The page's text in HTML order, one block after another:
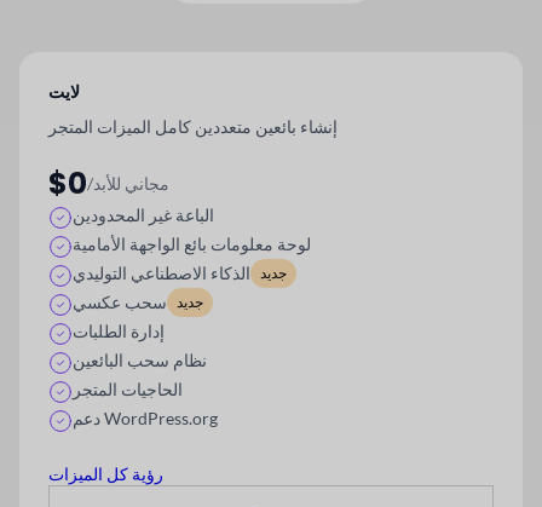
لايت
إنشاء بائعين متعددين كامل الميزات المتجر
$0 /مجاني للأبد
الباعة غير المحدودين
لوحة معلومات بائع الواجهة الأمامية
الذكاء الاصطناعي التوليدي جديد
سحب عكسي جديد
إدارة الطلبات
نظام سحب البائعين
الحاجيات المتجر
دعم WordPress.org
رؤية كل الميزات